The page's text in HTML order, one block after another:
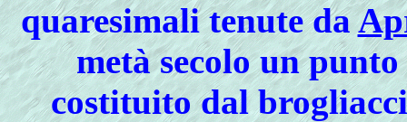
quaresimali tenute da
metà secolo un
costituito dal